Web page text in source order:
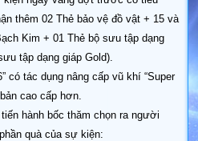
thêm 02 Thẻ bảo vệ đồ vật + 15 và
Kim + 01 Thẻ bộ sưu tập dạng
tập dạng giáp Gold).
có tác dụng nâng cấp vũ khí “Super
cao cấp hơn.
hành bốc thăm chọn ra người
quà của sự kiện: